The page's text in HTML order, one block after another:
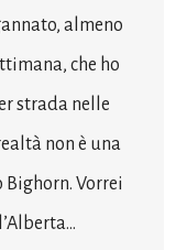
almeno
che ho
strada nelle
non è una
Bighorn. Vorrei